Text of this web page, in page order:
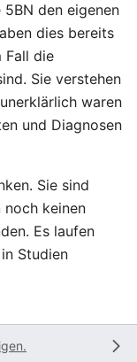
den eigenen
dies bereits
Fall die
Sie verstehen
waren
und Diagnosen
Sie sind
noch keinen
Es laufen
Studien